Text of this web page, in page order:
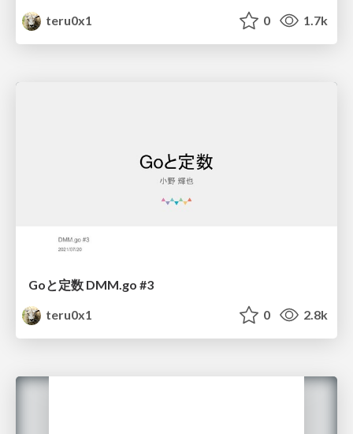
teru0x1 0 1.7k
Goと定数 DMM.go #3
teru0x1
0 2.8k